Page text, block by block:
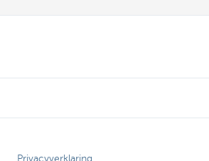
Privacyverklaring